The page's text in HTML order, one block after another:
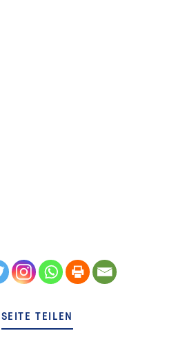
SEITE TEILEN